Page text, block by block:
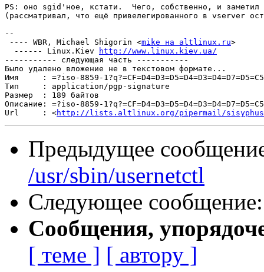
PS: оно sgid'ное, кстати.  Чего, собственно, и заметил
(рассматривал, что ещё привелегированного в vserver
--
---- WBR, Michael Shigorin <mike на altlinux.ru>
  ------ Linux.Kiev
http://www.linux.kiev.ua/
----------- следующая часть -----------
Было удалено вложение не в текстовом формате...
Имя     : =?iso-8859-
Тип     : application/pgp-signature
Размер  : 189 байтов
Описание: =?iso-8859-
Url     : <http://lists.altlinux.org/pipermail/sisyphus/
Предыдущее
/usr/sbin/usernetctl
Следующее
Сообщения,
[ теме ] [ автору ]